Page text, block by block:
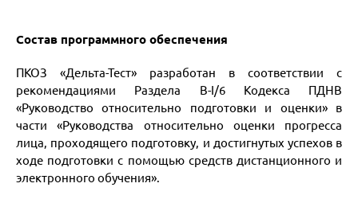
Состав программного обеспечения
ПКОЗ «Дельта-Тест» разработан в соответствии с
рекомендациями Раздела B-I/6 Кодекса ПДНВ
«Руководство относительно подготовки и оценки» в
части «Руководства относительно оценки прогресса
лица, проходящего подготовку, и достигнутых успехов в
ходе подготовки с помощью средств дистанционного и
электронного обучения».